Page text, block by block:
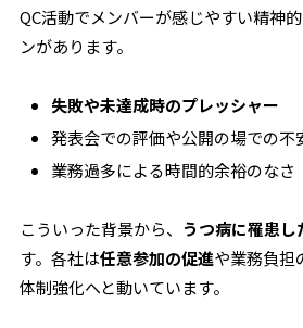
QC活動でメンバーが感じやすい精神
ンがあります。
失敗や未達成時のプレッシャー
発表会での評価や公開の場での不
業務過多による時間的余裕のなさ
こういった背景から、 うつ病に罹患し
す。各社は任意参加の促進や業務負担
体制強化へと動いています。